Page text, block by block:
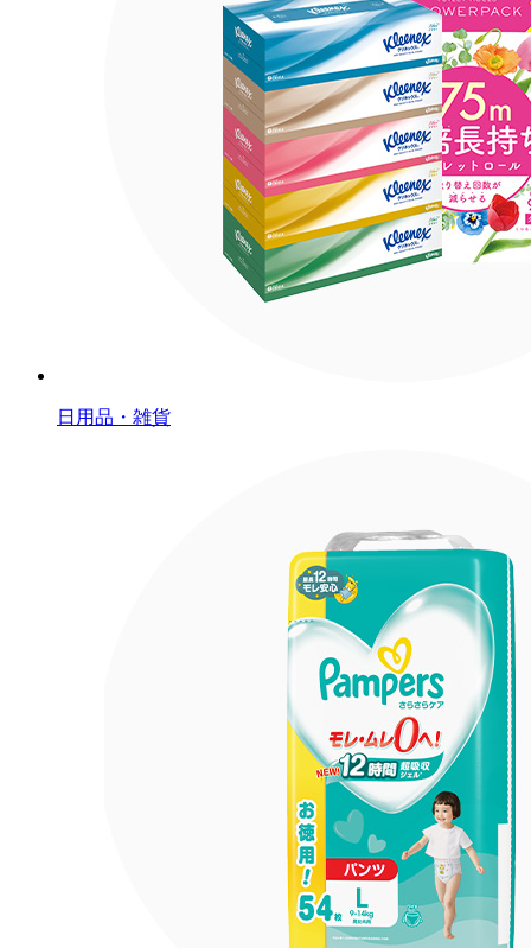
日用品・雑貨